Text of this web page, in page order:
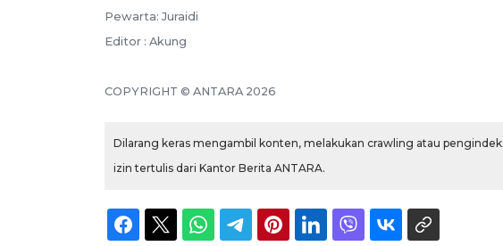
Pewarta: Juraidi
Editor : Akung
COPYRIGHT © ANTARA 2026
Dilarang keras mengambil konten, melakukan crawling atau
izin tertulis dari Kantor Berita ANTARA.